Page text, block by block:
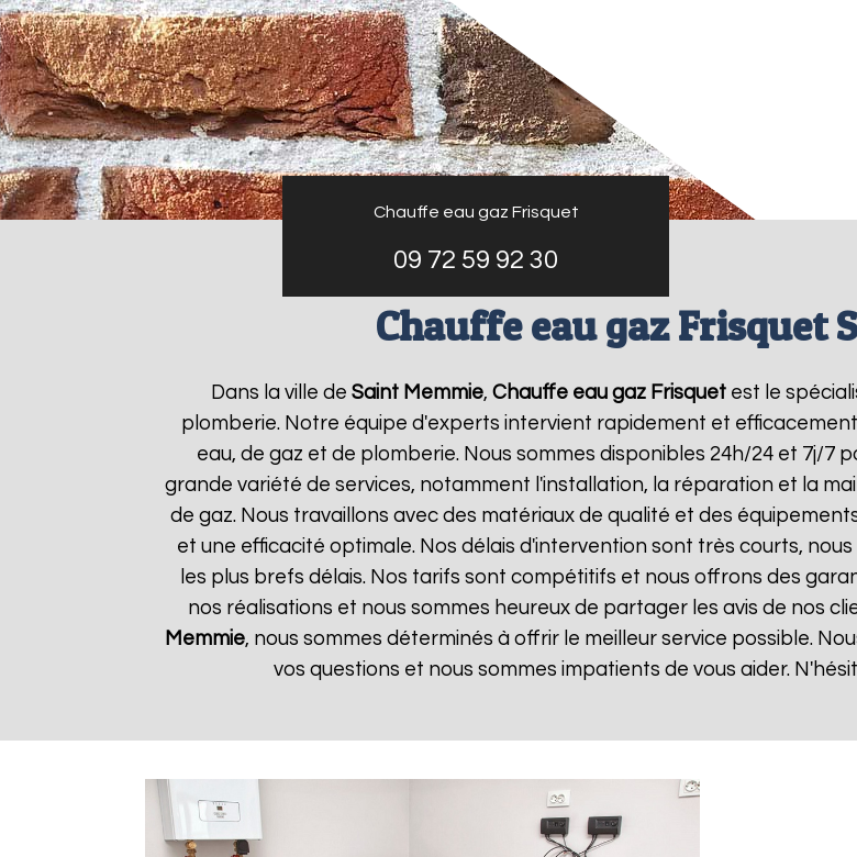
Chauffe eau gaz Frisquet
09 72 59 92 30
Chauffe eau gaz Frisquet
Dans la ville de Saint Memmie, Chauffe eau gaz Frisquetest le
plomberie. Notre équipe d'experts intervient rapidement et
eau, de gaz et de plomberie. Nous sommes disponibles 24h/24 et 7j/7
grande variété de services, notamment l'installation, la réparation et la
de gaz. Nous travaillons avec des matériaux de qualité et des
et une efficacité optimale. Nos délais d'intervention sont très courts,
les plus brefs délais. Nos tarifs sont compétitifs et nous offrons des
nos réalisations et nous sommes heureux de partager les avis de nos
Memmie, nous sommes déterminés à offrir le meilleur service possible.
vos questions et nous sommes impatients de vous aider.